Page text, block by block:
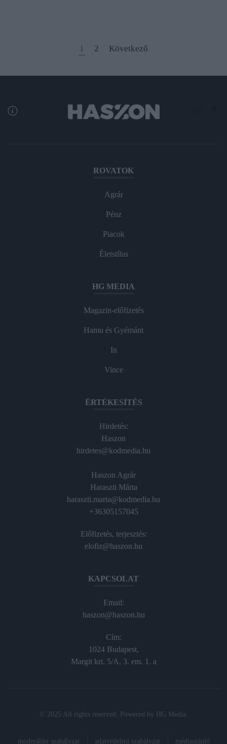
1 2 Következő
ROVATOK
Agrár
Pénz
Piacok
Életstílus
HG MEDIA
Magazin-előfizetés
Hamu és Gyémánt
In
Vince
ÉRTÉKESÍTÉS
Hirdetés:
Haszon
hirdetes@kodmedia.hu
Haszon Agrár
Haraszti Márta
haraszti.marta@kodmedia.hu
+36305157045
Előfizetés, terjesztés:
elofiz@haszon.hu
KAPCSOLAT
Email:
haszon@haszon.hu
Cím:
1024 Budapest,
Margit krt. 5/A, 3. em. 1. a
© 2025 All rights reserved. Powered by HG Media
moderálási szabályzat adatvédelmi szabályzat médiaajánló